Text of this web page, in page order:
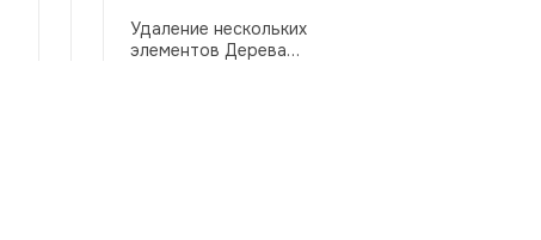
Удаление нескольких
элементов Дерева